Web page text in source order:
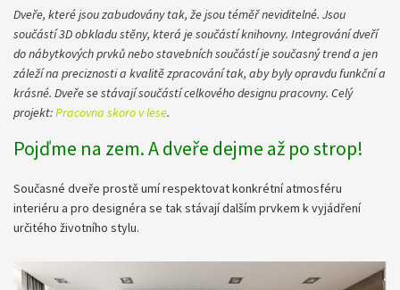
Dveře, které jsou zabudovány tak, že jsou téměř neviditelné. Jsou
součástí 3D obkladu stěny, která je součástí knihovny. Integrování dveří
do nábytkových prvků nebo stavebních součástí je současný trend a jen
záleží na preciznosti a kvalitě zpracování tak, aby byly opravdu funkční a
krásné. Dveře se stávají součástí celkového designu pracovny. Celý
projekt:Pracovna skoro v lese.
Pojďme na zem. A dveře dejme až po strop!
Současné dveře prostě umí respektovat konkrétní atmosféru
interiéru a pro designéra se tak stávají dalším prvkem k vyjádření
určitého životního stylu.